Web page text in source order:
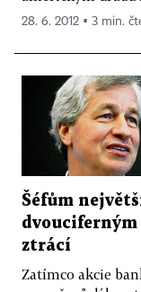
28. 6. 2012 ▪ 3 min.
Šéfům
ztrácí
Zatímco akcie